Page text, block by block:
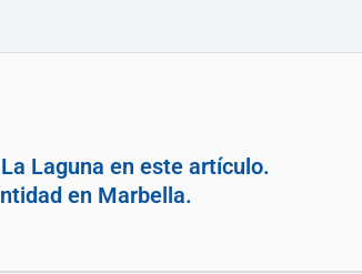
Laguna en este artículo.
en Marbella.